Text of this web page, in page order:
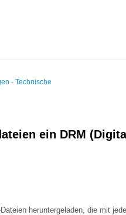
- Technische
ein DRM
heruntergeladen, die mit